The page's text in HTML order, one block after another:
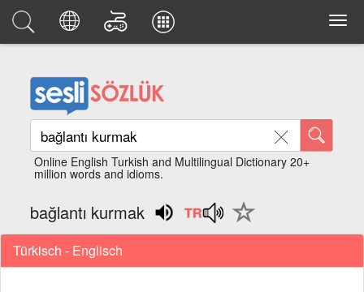
Online English Turkish and Multilingual Dictionary 20+
million words and idioms.
bağlantı kurmak
Türkisch - Englisch